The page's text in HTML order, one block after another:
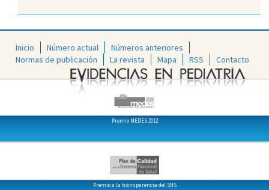
Inicio Número actual
Números anteriores
Normas de publicación
La revista Mapa RSS Contacto
Premio MEDES 2012
Premio a la transparencia del SNS